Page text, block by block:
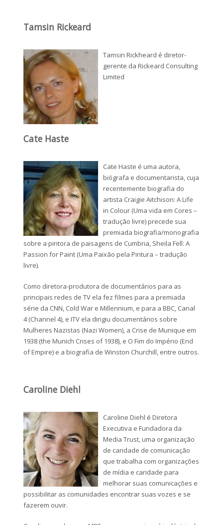
Tamsin Rickeard
Tamsin Rickheard é diretor-
gerente da Rickeard Consulting
Limited
Cate Haste
Cate Haste é uma autora,
biógrafa e documentarista, cuja
recentemente biografia do
artista Craigie Aitchison: A Life
in Colour (Uma vida em Cores –
tradução livre) precede sua
premiada biografia/monografia
sobre a pintora de paisagens de Cumbria, Sheila Fell: A
Passion for Paint (Uma Paixão pela Pintura – tradução
livre).
Como diretora-produtora de documentários para as
principais redes de TV ela fez filmes para a premiada
série da CNN, Cold War e Millennium, e para a BBC, Canal
4 (Channel 4), e ITV ela dirigiu documentários sobre
Mulheres Nazistas (Nazi Women), a Crise de Munique em
1938 (the Munich Crises of 1938), e O Fim do Império (End
of Empire) e a biografia de Winston Churchill, entre outros.
Caroline Diehl
Caroline Diehl é Diretora
Executiva e Fundadora da
Media Trust, uma organização
de caridade de comunicação
que trabalha com organizações
de mídia e caridade para
melhorar suas comunicações e
possibilitar as comunidades encontrar suas vozes e se
fazerem ouvir.